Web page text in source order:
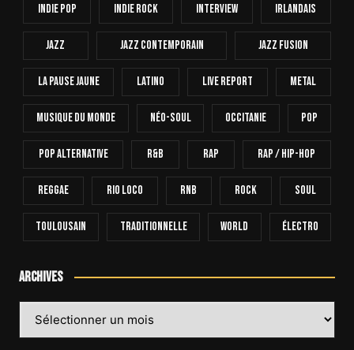
Indie Pop Indie Rock Interview Irlandais
Jazz Jazz Contemporain Jazz Fusion
La Pause Jaune Latino Live Report Metal
Musique Du Monde Néo-Soul Occitanie Pop
Pop Alternative R&B Rap Rap / Hip-Hop
Reggae Rio Loco RnB Rock Soul
Toulousain Traditionnelle World Électro
Archives